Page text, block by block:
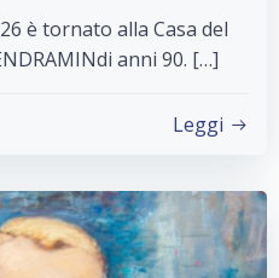
è tornato alla Casa del
anni 90. […]
Leggi